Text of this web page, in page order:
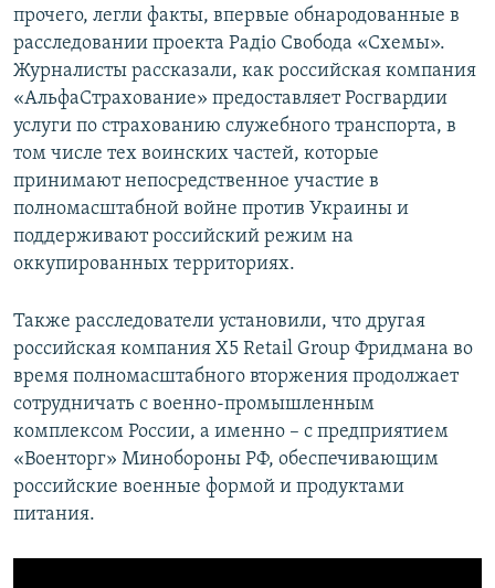
УКРАИНСКАЯ ПРОБЛЕМА КРЫМА
Все сайты RFE/RL
прочего, легли факты, впервые обнародованные в
расследовании проекта Радіо Свобода «Схемы».
Журналисты рассказали, как российская компания
«АльфаСтрахование» предоставляет Росгвардии
услуги по страхованию служебного транспорта, в
том числе тех воинских частей, которые
принимают непосредственное участие в
полномасштабной войне против Украины и
поддерживают российский режим на
оккупированных территориях.
Также расследователи установили, что другая
российская компания X5 Retail Group Фридмана во
время полномасштабного вторжения продолжает
сотрудничать с военно-промышленным
комплексом России, а именно – с предприятием
«Военторг» Минобороны РФ, обеспечивающим
российские военные формой и продуктами
питания.